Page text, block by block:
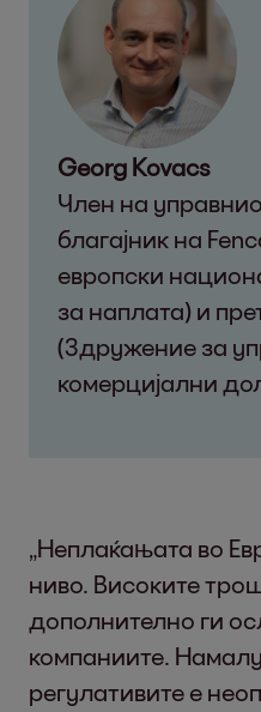
Georg Kovacs
Член на
благајник на
европски
за наплата) и
(Здружение за
комерцијални
„Неплаќањата во
ниво. Високите
дополнително ги
компаниите.
регулативите е